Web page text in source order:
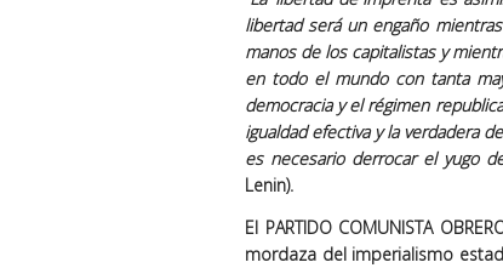
libertad será un engaño
manos de los capitalistas y
en todo el mundo con tanta
democracia y el régimen
igualdad efectiva y la verdadera
es necesario derrocar el yugo
Lenin).
El PARTIDO COMUNISTA
mordaza del imperialismo